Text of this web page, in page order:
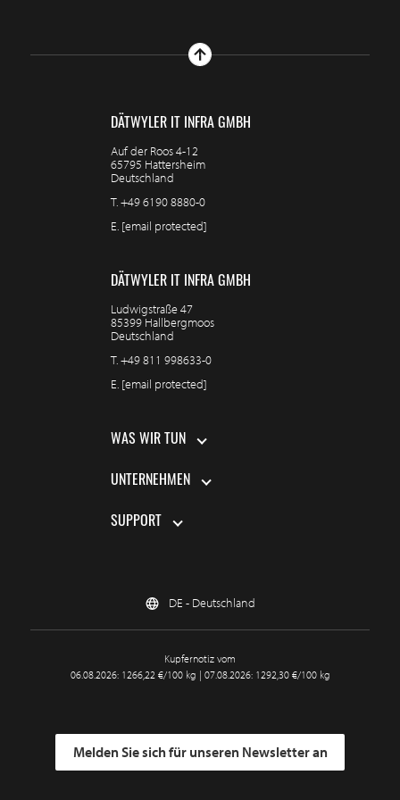
DÄTWYLER IT INFRA GMBH
Auf der Roos 4-12
65795 Hattersheim
Deutschland
T.+49 6190 8880-0
E. [email protected]
DÄTWYLER IT INFRA GMBH
Ludwigstraße 47
85399 Hallbergmoos
Deutschland
T.+49 811 998633-0
E. [email protected]
WAS WIR TUN
UNTERNEHMEN
SUPPORT
DE - Deutschland
Kupfernotiz vom
06.08.2026: 1266,22 €/100 kg | 07.08.2026: 1292,30 €/100 kg
Melden Sie sich für unseren Newsletter an